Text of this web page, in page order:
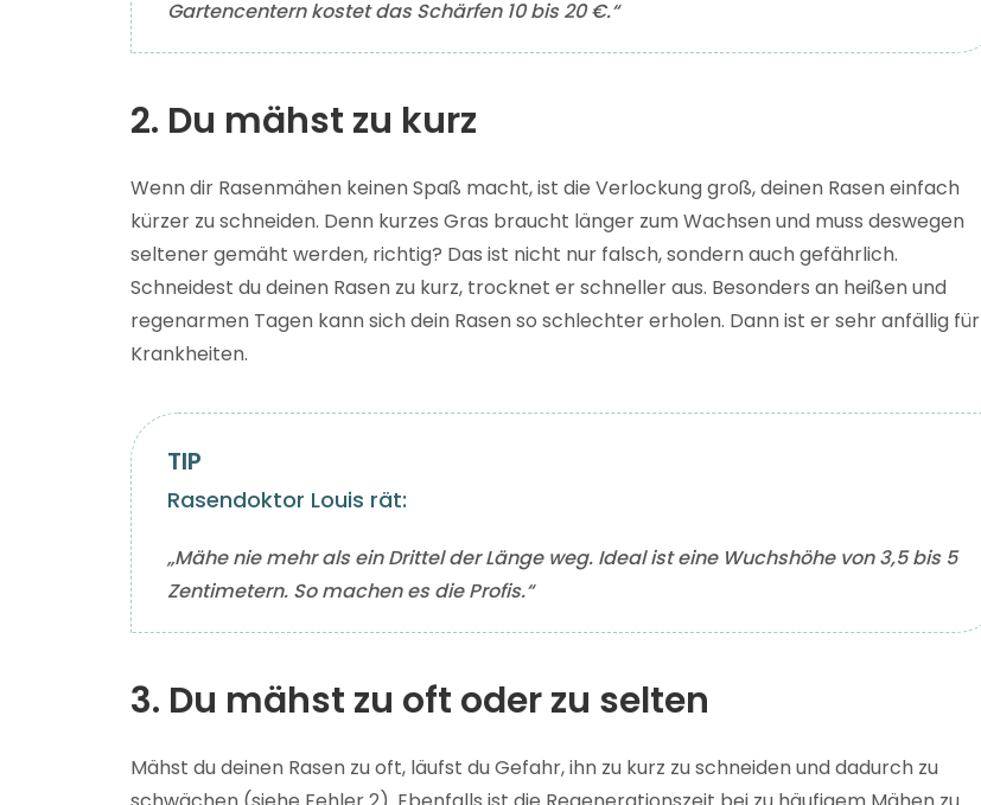
Gartencentern kostet das Schärfen 10 bis 20 €.“
2. Du mähst zu kurz
Wenn dir Rasenmähen keinen Spaß macht, ist die Verlockung groß, deinen Rasen einfach
kürzer zu schneiden. Denn kurzes Gras braucht länger zum Wachsen und muss deswegen
seltener gemäht werden, richtig? Das ist nicht nur falsch, sondern auch gefährlich.
Schneidest du deinen Rasen zu kurz, trocknet er schneller aus. Besonders an heißen und
regenarmen Tagen kann sich dein Rasen so schlechter erholen. Dann ist er sehr anfällig für
Krankheiten.
Rasendoktor Louis rät:
„Mähe nie mehr als ein Drittel der Länge weg. Ideal ist eine Wuchshöhe von 3,5 bis 5
Zentimetern. So machen es die Profis.“
3. Du mähst zu oft oder zu selten
Mähst du deinen Rasen zu oft, läufst du Gefahr, ihn zu kurz zu schneiden und dadurch zu